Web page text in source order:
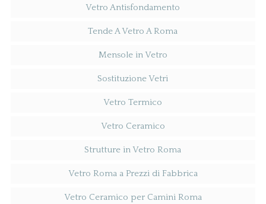
Vetro Antisfondamento
Tende A Vetro A Roma
Mensole in Vetro
Sostituzione Vetri
Vetro Termico
Vetro Ceramico
Strutture in Vetro Roma
Vetro Roma a Prezzi di Fabbrica
Vetro Ceramico per Camini Roma